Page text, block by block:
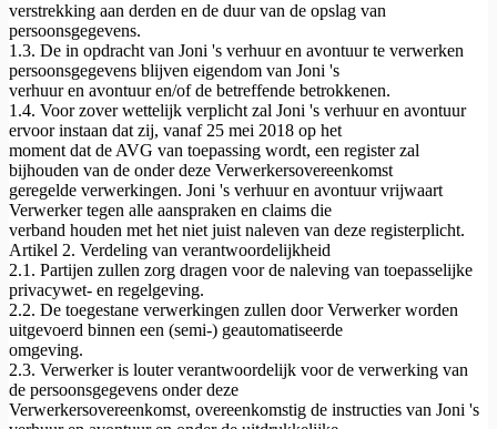
verstrekking aan derden en de duur van de opslag van
persoonsgegevens.
1.3. De in opdracht van Joni 's verhuur en avontuur te verwerken
persoonsgegevens blijven eigendom van Joni 's
verhuur en avontuur en/of de betreffende betrokkenen.
1.4. Voor zover wettelijk verplicht zal Joni 's verhuur en avontuur
ervoor instaan dat zij, vanaf 25 mei 2018 op het
moment dat de AVG van toepassing wordt, een register zal
bijhouden van de onder deze Verwerkersovereenkomst
geregelde verwerkingen. Joni 's verhuur en avontuur vrijwaart
Verwerker tegen alle aanspraken en claims die
verband houden met het niet juist naleven van deze registerplicht.
Artikel 2. Verdeling van verantwoordelijkheid
2.1. Partijen zullen zorg dragen voor de naleving van toepasselijke
privacywet- en regelgeving.
2.2. De toegestane verwerkingen zullen door Verwerker worden
uitgevoerd binnen een (semi-) geautomatiseerde
omgeving.
2.3. Verwerker is louter verantwoordelijk voor de verwerking van
de persoonsgegevens onder deze
Verwerkersovereenkomst, overeenkomstig de instructies van Joni 's